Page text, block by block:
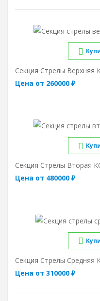
Секция Стрелы Верхняя
Цена от 260000 ₽
Секция Стрелы Вторая
Цена от 480000 ₽
Секция Стрелы Средняя
Цена от 310000 ₽